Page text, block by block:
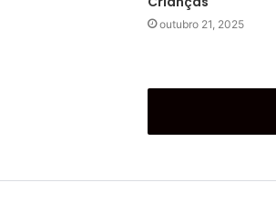
outubro 21, 2025